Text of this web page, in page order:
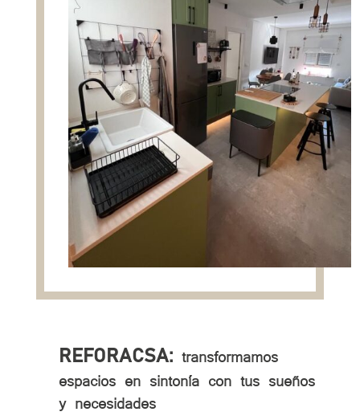
REFORACSA:transformamos
espacios en sintonía con tus sueños
y necesidades